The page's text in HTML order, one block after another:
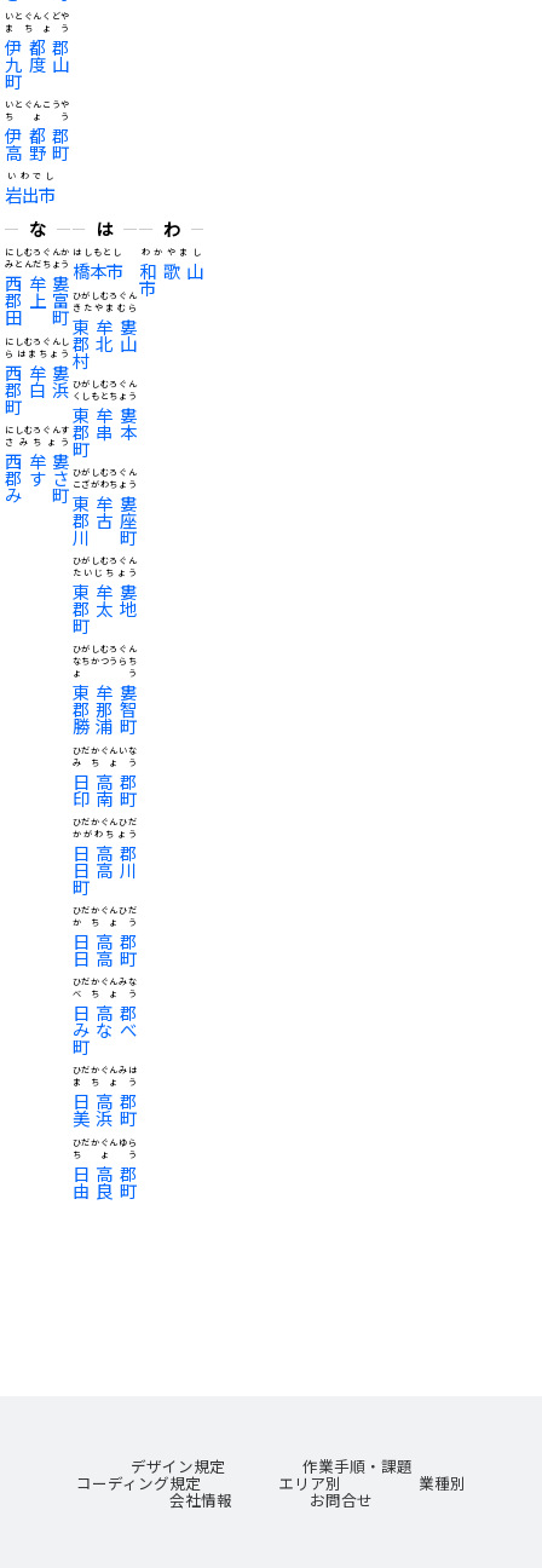
伊都郡
九度山
町
いとぐんくどや
まちょう
伊都郡
高野町
いとぐんこうや
ちょう
岩出市
いわでし
な
西牟婁
郡上富
田町
にしむろぐんか
みとんだちょう
西牟婁
郡白浜
町
にしむろぐんし
らはまちょう
西牟婁
郡すさ
み町
にしむろぐんす
さみちょう
は
橋本市
はしもとし
東牟婁
郡北山
村
ひがしむろぐん
きたやまむら
東牟婁
郡串本
町
ひがしむろぐん
くしもとちょう
東牟婁
郡古座
川町
ひがしむろぐん
こざがわちょう
東牟婁
郡太地
町
ひがしむろぐん
たいじちょう
東牟婁
郡那智
勝浦町
ひがしむろぐん
なちかつうらち
ょう
日高郡
印南町
ひだかぐんいな
みちょう
日高郡
日高川
町
ひだかぐんひだ
かがわちょう
日高郡
日高町
ひだかぐんひだ
かちょう
日高郡
みなべ
町
ひだかぐんみな
べちょう
日高郡
美浜町
ひだかぐんみは
まちょう
日高郡
由良町
ひだかぐんゆら
ちょう
わ
和歌山
市
わかやまし
デザイン規定 作業手順・課題
コーディング規定 エリア別 業種別
会社情報 お問合せ